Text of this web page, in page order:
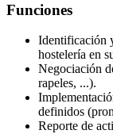
Funciones
Identificación
hostelería en
Negociación
rapeles, ...).
definidos
Reporte de